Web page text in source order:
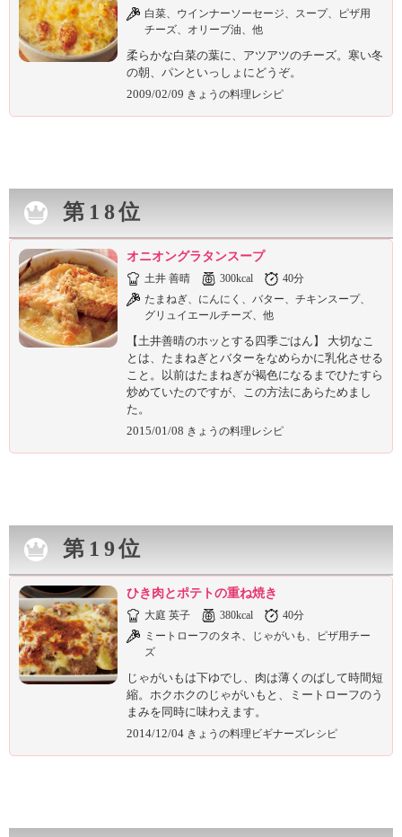
白菜、ウインナーソーセージ、スープ、ピザ用
チーズ、オリーブ油、他
柔らかな白菜の葉に、アツアツのチーズ。寒い冬
の朝、パンといっしょにどうぞ。
2009/02/09 きょうの料理レシピ
第18位
オニオングラタンスープ
土井 善晴 300kcal
40分
たまねぎ、にんにく、バター、チキンスープ、
グリュイエールチーズ、他
【土井善晴のホッとする四季ごはん】 大切なこ
とは、たまねぎとバターをなめらかに乳化させる
こと。以前はたまねぎが褐色になるまでひたすら
炒めていたのですが、この方法にあらためまし
た。
2015/01/08 きょうの料理レシピ
第19位
ひき肉とポテトの重ね焼き
大庭 英子 380kcal
40分
ミートローフのタネ、じゃがいも、ピザ用チー
ズ
じゃがいもは下ゆでし、肉は薄くのばして時間短
縮。ホクホクのじゃがいもと、ミートローフのう
まみを同時に味わえます。
2014/12/04 きょうの料理ビギナーズレシピ